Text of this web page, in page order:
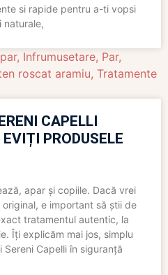
si rapide pentru a-ti vopsi
naturale,
, Infrumusetare, Par,
roscat aramiu, Tratamente
CAPELLI
PRODUSELE
apar și copiile. Dacă vrei
e important să știi de
tratamentul autentic, la
Îți explicăm mai jos, simplu
Capelli în siguranță